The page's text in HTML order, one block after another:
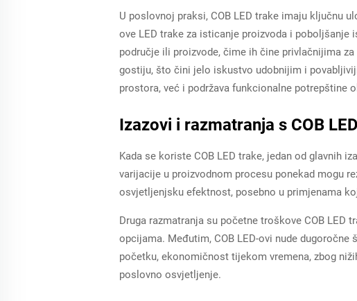
U poslovnoj praksi, COB LED trake imaju ključnu
ove LED trake za isticanje proizvoda i
područje ili proizvode, čime ih čine privlačnijima
gostiju, što čini jelo iskustvo udobnijim i
prostora, već i podržava funkcionalne potrepštine
Izazovi i razmatranja s COB
Kada se koriste COB LED trake, jedan od glavnih
varijacije u proizvodnom procesu ponekad mogu
osvjetljenjsku efektnost, posebno u primjenama
Druga razmatranja su početne troškove COB
opcijama. Međutim, COB LED-ovi nude
početku, ekonomičnost tijekom vremena, zbog
poslovno osvjetljenje.